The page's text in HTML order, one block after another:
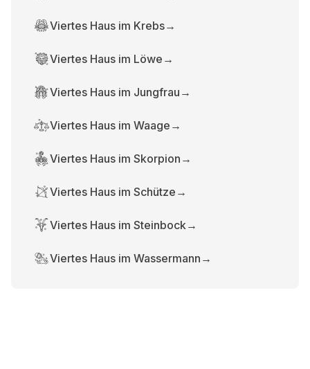
Viertes Haus im Krebs→
Viertes Haus im Löwe →
Viertes Haus im Jungfrau →
Viertes Haus im Waage →
Viertes Haus im Skorpion →
Viertes Haus im Schütze →
Viertes Haus im Steinbock→
Viertes Haus im Wassermann →